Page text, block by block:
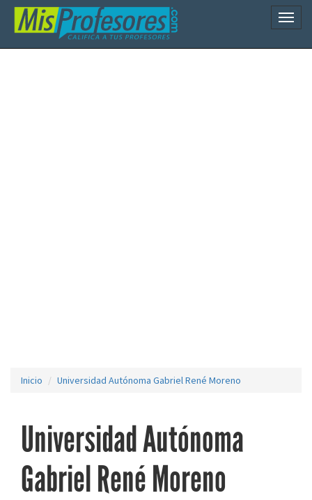
Inicio Universidad Autónoma Gabriel René Moreno
Universidad Autónoma
Gabriel René Moreno